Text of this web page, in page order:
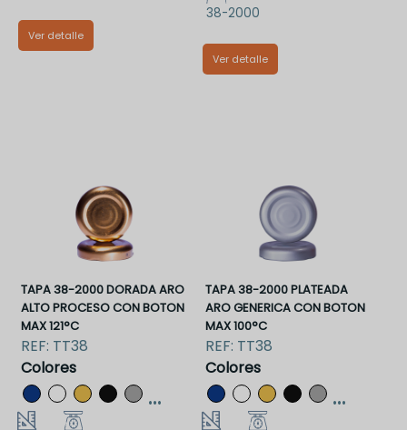
Ver detalle
38-2000
Ver detalle
TAPA 38-2000 DORADA ARO
ALTO PROCESO CON BOTON
MAX 121°C
REF: TT38
Colores
...
TAPA 38-2000 PLATEADA
ARO GENERICA CON BOTON
MAX 100°C
REF: TT38
Colores
...